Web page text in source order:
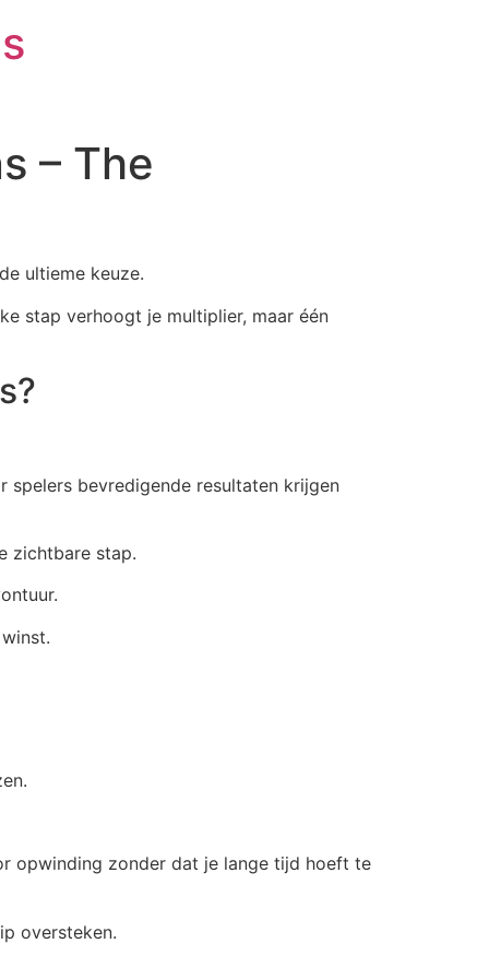
– The
ultieme keuze.
stap verhoogt je multiplier, maar één
bevredigende resultaten krijgen
zichtbare stap.
opwinding zonder dat je lange tijd hoeft te
oversteken.